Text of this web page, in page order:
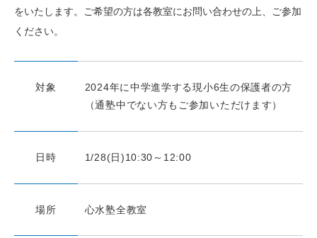
follow us
をいたします。ご希望の方は各教室にお問い合わせの上、ご参加
ください。
対象
2024年に中学進学する現小6生の保護者の方
（通塾中でない方もご参加いただけます）
日時 1/28(日)10:30～12:00
場所 心水塾全教室